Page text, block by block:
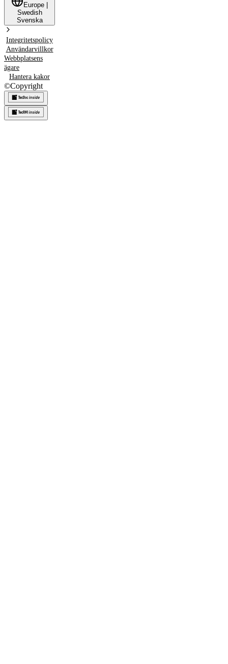
Europe
Swedish
Svenska
Integritetspolicy
Användarvillkor
Webbplatsens
ägare
Hantera kakor
©Copyright